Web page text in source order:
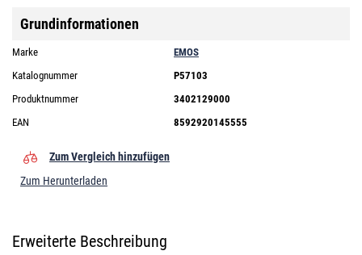
Grundinformationen
Marke
EMOS
Katalognummer
P57103
Produktnummer
3402129000
EAN
8592920145555
Zum Vergleich hinzufügen
Zum Herunterladen
Erweiterte Beschreibung